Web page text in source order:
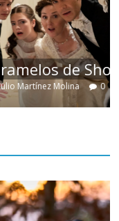
Shondaland
0